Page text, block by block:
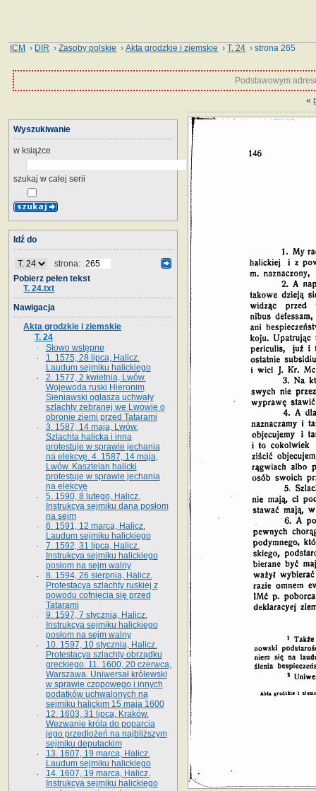
ICM › DIR ›Zasoby polskie ›Akta grodzkie i ziemskie ›T. 24 › strona 265
Podstawowym
«
Wyszukiwanie
w książce
szukaj w całej serii
Idź do
strona:
Pobierz pełen tekst
T. 24.txt
Nawigacja
Akta grodzkie i ziemskie
T. 24
Słowo wstępne
1. 1575, 28 lipca, Halicz.
Laudum sejmiku halickiego
2. 1577, 2 kwietnia, Lwów.
Wojewoda ruski Hieronim
Sieniawski ogłasza uchwały
szlachty zebranej we Lwowie o
obronie ziemi przed Tatarami
3. 1587, 14 maja, Lwów.
Szlachta halicka i inna
protestuje w sprawie jechania
na elekcyę. 4. 1587, 14 maja,
Lwów. Kasztelan halicki
protestuje w sprawie jechania
na elekcyę
5. 1590, 8 lutego, Halicz.
Instrukcya sejmiku dana posłom
na sejm
6. 1591, 12 marca, Halicz.
Laudum sejmiku halickiego
7. 1592, 31 lipca, Halicz.
Instrukcya sejmiku halickiego
posłom na sejm walny
8. 1594, 26 sierpnia, Halicz.
Protestacya szlachty ruskiej z
powodu cofnięcia się przed
Tatarami
9. 1597, 7 stycznia, Halicz.
Instrukcya sejmiku halickiego
posłom na sejm walny
10. 1597, 10 stycznia, Halicz.
Protestacya szlachty obrządku
greckiego. 11. 1600, 20 czerwca,
Warszawa. Uniwersał królewski
w sprawie czopowego i innych
podatków uchwalonych na
sejmiku halickim 15 maja 1600
12. 1603, 31 lipca, Kraków.
Wezwanie króla do poparcia
jego przedłożeń na najbliższym
sejmiku deputackim
13. 1607, 19 marca, Halicz.
Laudum sejmiku halickiego
14. 1607, 19 marca, Halicz.
Instrukcya sejmiku halickiego